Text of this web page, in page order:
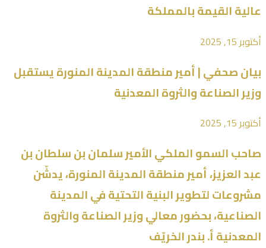
عالية القيمة بالمملكة
أكتوبر 15, 2025
بيان صحفي | أمير منطقة المدينة المنورة يستقبل
وزير الصناعة والثروة المعدنية
أكتوبر 15, 2025
صاحب السمو الملكي الأمير سلمان بن سلطان بن
عبد العزيز، أمير منطقة المدينة المنورة، يدشّن
مشروعات لتطوير البنية التحتية في المدينة
الصناعية، بحضور معالي وزير الصناعة والثروة
المعدنية أ. بندر الخريّف